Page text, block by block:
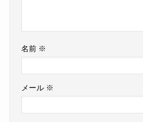
名前 ※
メール ※